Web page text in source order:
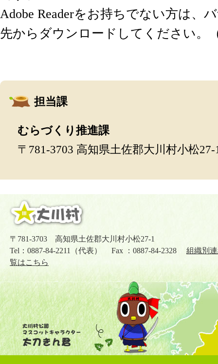
Adobe Readerをお持ちでない方は、
先からダウンロードしてください。
担当課
むらづくり推進課
〒781-3703 高知県土佐郡大川村小松27-
〒781-3703 高知県土佐郡大川村小松27-1
Tel：0887-84-2211（代表） Fax ：0887-84-2328 組織別
覧はこちら